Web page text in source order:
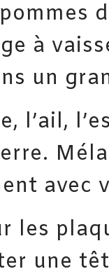
à
un
l’ail,
avec
les
une